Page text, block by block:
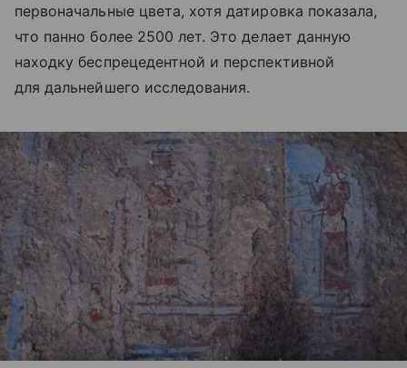
первоначальные цвета, хотя датировка показала,
что панно более 2500 лет. Это делает данную
находку беспрецедентной и перспективной
для дальнейшего исследования.